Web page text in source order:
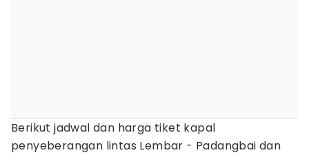
Berikut jadwal dan harga tiket kapal
penyeberangan lintas Lembar - Padangbai dan